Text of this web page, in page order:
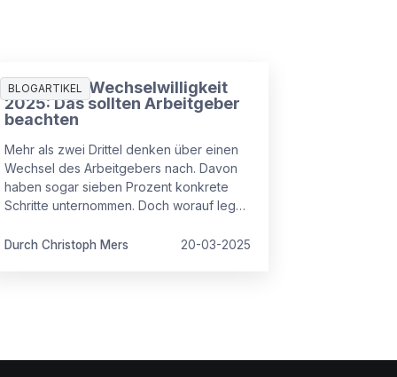
BLOGARTIKEL
Studie zur Wechselwilligkeit
2025: Das sollten Arbeitgeber
beachten
Mehr als zwei Drittel denken über einen
Wechsel des Arbeitgebers nach. Davon
haben sogar sieben Prozent konkrete
Schritte unternommen. Doch worauf legen
besonders Wert? Antworten gibt es hier.
Durch Christoph Mers 20-03-2025